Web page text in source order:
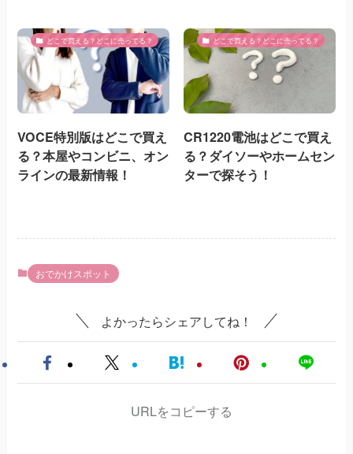
どこで買える？どこに売ってる？
VOCE特別版はどこで買え
る？本屋やコンビニ、オン
ラインの最新情報！
どこで買える？どこに売ってる？
CR1220電池はどこで買え
る？ダイソーやホームセン
ターで探そう！
おでかけスポット
よかったらシェアしてね！
URLをコピーする